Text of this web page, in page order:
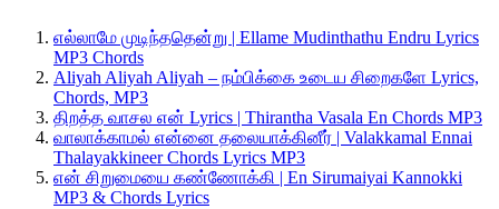
எல்லாமே முடிந்ததென்று | Ellame Mudinthathu Endru Lyrics
MP3 Chords
Aliyah Aliyah Aliyah – நம்பிக்கை உடைய சிறைகளே Lyrics,
Chords, MP3
திறத்த வாசல என் Lyrics | Thirantha Vasala En Chords MP3
வாலாக்காமல் என்னை தலையாக்கினீர் | Valakkamal Ennai
Thalayakkineer Chords Lyrics MP3
என் சிறுமையை கண்ணோக்கி | En Sirumaiyai Kannokki
MP3 & Chords Lyrics